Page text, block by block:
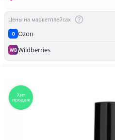
Цены на маркетплейсах
O Ozon
WBWildberries